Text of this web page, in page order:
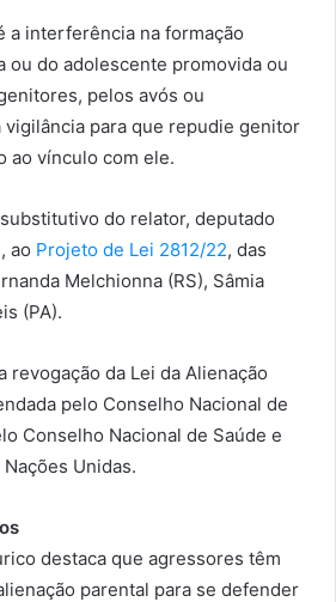
a interferência na formação
ou do adolescente promovida ou
pelos avós ou
para que repudie genitor
ao vínculo com ele.
substitutivo do relator, deputado
ao Projeto de Lei 2812/22, das
Melchionna (RS), Sâmia
(PA).
revogação da Lei da Alienação
pelo Conselho Nacional de
Conselho Nacional de Saúde e
Unidas.
destaca que agressores têm
parental para se defender